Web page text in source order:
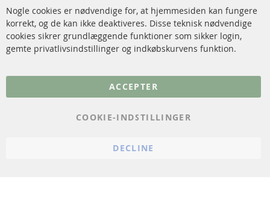
Sensorer
FAQ
Nogle cookies er nødvendige for, at hjemmesiden kan fungere
korrekt, og de kan ikke deaktiveres. Disse teknisk nødvendige
cookies sikrer grundlæggende funktioner som sikker login,
gemte privatlivsindstillinger og indkøbskurvens funktion.
ACCEPTER
COOKIE-INDSTILLINGER
DECLINE